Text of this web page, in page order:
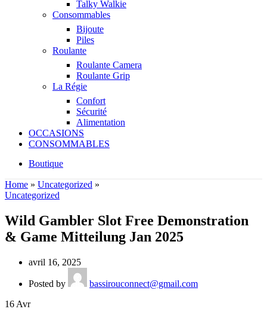
Talky Walkie
Consommables
Bijoute
Piles
Roulante
Roulante Camera
Roulante Grip
La Régie
Confort
Sécurité
Alimentation
OCCASIONS
CONSOMMABLES
Boutique
Home » Uncategorized »
Uncategorized
Wild Gambler Slot Free Demonstration
& Game Mitteilung Jan 2025
avril 16, 2025
Posted by
bassirouconnect@gmail.com
16 Avr